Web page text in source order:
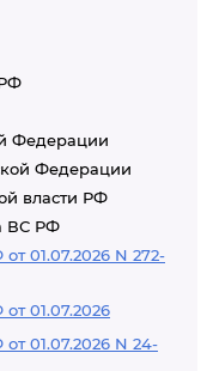
Федерации
Федерации
власти РФ
ВС РФ
01.07.2026 N 272-
01.07.2026
01.07.2026 N 24-